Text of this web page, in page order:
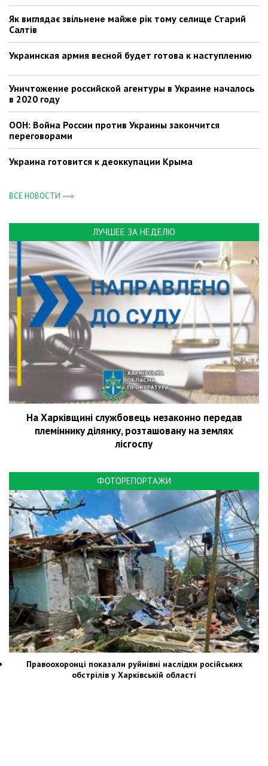
Як виглядає звільнене майже рік тому селище Старий
Салтів
Украинская армия весной будет готова к наступлению
Уничтожение российской агентуры в Украине началось
в 2020 году
ООН: Война России против Украины закончится
переговорами
Украина готовится к деоккупации Крыма
ВСЕ НОВОСТИ
ЛУЧШЕЕ ЗА НЕДЕЛЮ
На Харківщині службовець незаконно передав
племіннику ділянку, розташовану на землях
лісгоспу
ФОТОРЕПОРТАЖИ
Правоохоронці показали руйнівні наслідки російських
обстрілів у Харківській області